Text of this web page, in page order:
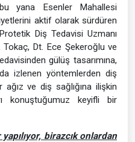
yana Esenler Mahallesi
aktif olarak sürdüren
Diş Tedavisi Uzmanı
Dt. Ece Şekeroğlu ve
gülüş tasarımına,
izlenen yöntemlerden diş
ve diş sağlığına ilişkin
konuştuğumuz keyifli bir
birazcık onlardan